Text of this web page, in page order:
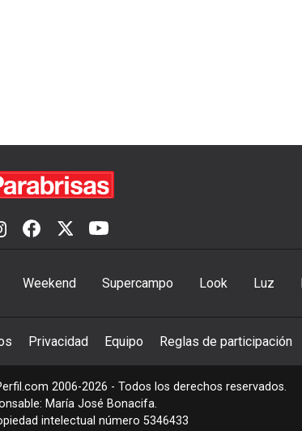
Weekend Supercampo Look Luz
Privacidad Equipo Reglas de participación
2006-2026 - Todos los derechos reservados.
María José Bonacifa.
intelectual número 5346433